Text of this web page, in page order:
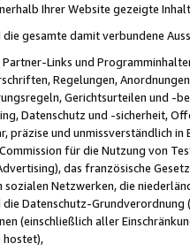
Ihrer Website gezeigte
gesamte damit verbundene
Links und
Regelungen,
Gerichtsurteilen und -
Datenschutz und -sicherheit,
präzise und unmissverständlich
für die Nutzung von
das französische
sozialen Netzwerken, die
Datenschutz-
(einschließlich aller
hostet),